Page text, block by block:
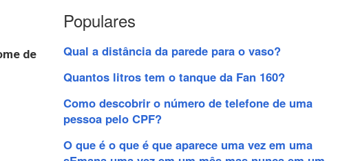
de
Populares
Qual a distância da parede para o vaso?
Quantos litros tem o tanque da Fan 160?
Como descobrir o número de telefone de uma
pessoa pelo CPF?
O que é o que é que aparece uma vez em uma